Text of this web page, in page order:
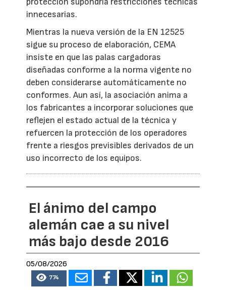
innecesarias.
Mientras la nueva versión de la EN 12525
sigue su proceso de elaboración, CEMA
insiste en que las palas cargadoras
diseñadas conforme a la norma vigente no
deben considerarse automáticamente no
conformes. Aun así, la asociación anima a
los fabricantes a incorporar soluciones que
reflejen el estado actual de la técnica y
refuercen la protección de los operadores
frente a riesgos previsibles derivados de un
uso incorrecto de los equipos.
El ánimo del campo
alemán cae a su nivel
más bajo desde 2016
05/08/2026
774